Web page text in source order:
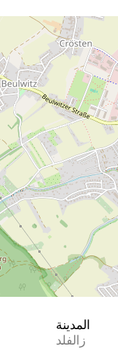
المدينة
زالفلد